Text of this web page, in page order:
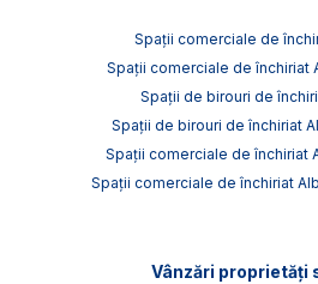
Spații comerciale de
Spații comerciale de închiriat
Spații de birouri de
Spații de birouri de închiriat
Spații comerciale de închiriat
Spații comerciale de închiriat
Vânzări proprietăți